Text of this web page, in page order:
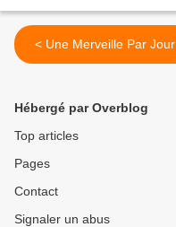
< Une Merveille Par Jour
Hébergé par Overblog
Top articles
Pages
Contact
Signaler un abus